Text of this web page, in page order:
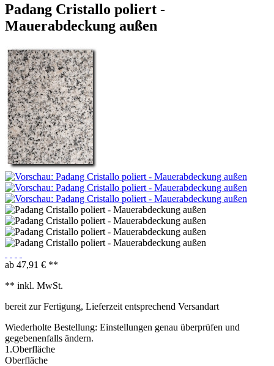
Padang Cristallo poliert -
Mauerabdeckung außen
ab 47,91 € **
** inkl. MwSt.
bereit zur Fertigung, Lieferzeit entsprechend Versandart
Wiederholte Bestellung: Einstellungen genau überprüfen und
gegebenenfalls ändern.
1.Oberfläche
Oberfläche